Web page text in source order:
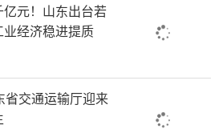
元！山东出台若
经济稳进提质
省交通运输厅迎来